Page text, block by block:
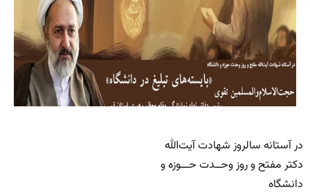
در آستانه سالروز شهادت آیت‌الله
دکتر مفتح و روز وحــدت حـــوزه و
دانشگاه